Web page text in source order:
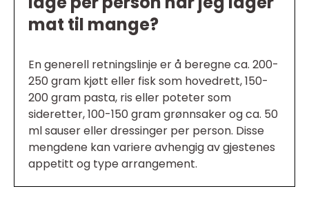
mat til mange?
En generell retningslinje er å beregne ca. 200-
250 gram kjøtt eller fisk som hovedrett, 150-
200 gram pasta, ris eller poteter som
sideretter, 100-150 gram grønnsaker og ca. 50
ml sauser eller dressinger per person. Disse
mengdene kan variere avhengig av gjestenes
appetitt og type arrangement.